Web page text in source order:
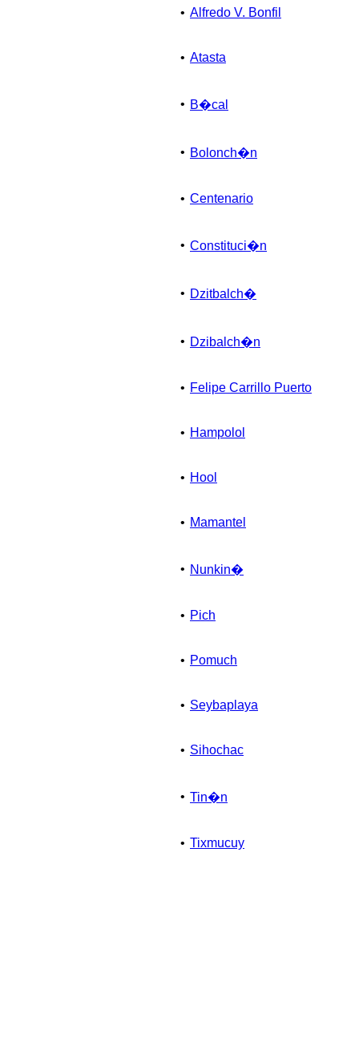
• Alfredo V. Bonfil
• Atasta
• B�cal
• Bolonch�n
• Centenario
• Constituci�n
• Dzitbalch�
• Dzibalch�n
• Felipe Carrillo Puerto
• Hampolol
• Hool
• Mamantel
• Nunkin�
• Pich
• Pomuch
• Seybaplaya
• Sihochac
• Tin�n
• Tixmucuy